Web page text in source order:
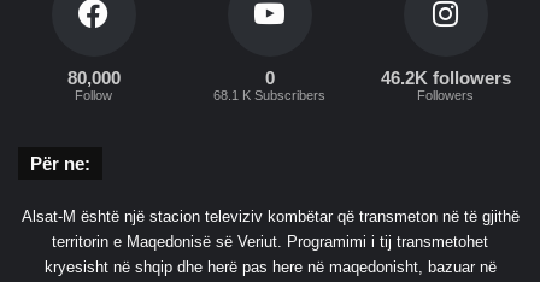
80,000
Follow
0
68.1 K Subscribers
46.2K followers
Followers
Për ne:
Alsat-M është një stacion televiziv kombëtar që transmeton në të gjithë
territorin e Maqedonisë së Veriut. Programimi i tij transmetohet
kryesisht në shqip dhe herë pas here në maqedonisht, bazuar në